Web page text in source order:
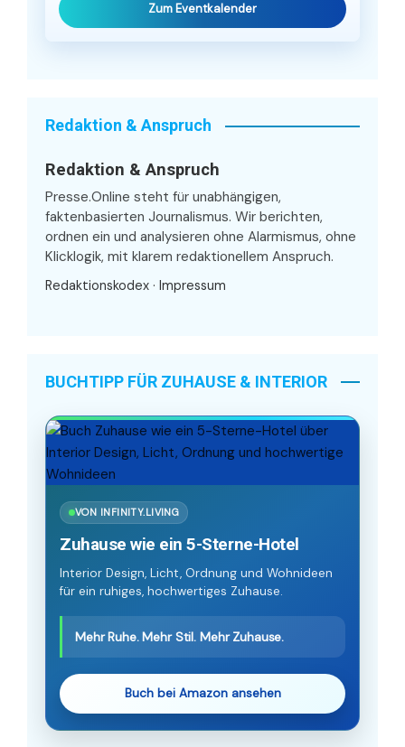
Zum Eventkalender
Redaktion & Anspruch
Redaktion & Anspruch
Presse.Online steht für unabhängigen,
faktenbasierten Journalismus. Wir berichten,
ordnen ein und analysieren ohne Alarmismus, ohne
Klicklogik, mit klarem redaktionellem Anspruch.
Redaktionskodex · Impressum
BUCHTIPP FÜR ZUHAUSE & INTERIOR
VON INFINITY.LIVING
Zuhause wie ein 5-Sterne-Hotel
Interior Design, Licht, Ordnung und Wohnideen
für ein ruhiges, hochwertiges Zuhause.
Mehr Ruhe. Mehr Stil. Mehr Zuhause.
Buch bei Amazon ansehen